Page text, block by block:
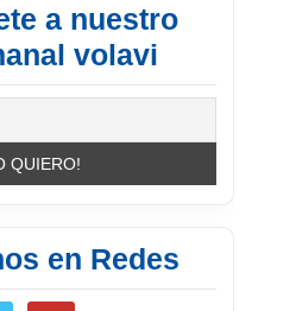
a nuestro
volavi
en Redes